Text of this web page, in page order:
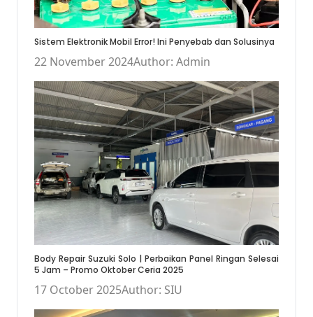
Sistem Elektronik Mobil Error! Ini Penyebab dan Solusinya
22 November 2024Author: Admin
Body Repair Suzuki Solo | Perbaikan Panel Ringan Selesai
5 Jam – Promo Oktober Ceria 2025
17 October 2025Author: SIU